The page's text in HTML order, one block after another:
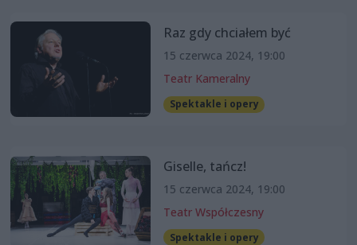
Raz gdy chciałem być
15 czerwca 2024, 19:00
Teatr Kameralny
Spektakle i opery
Giselle, tańcz!
15 czerwca 2024, 19:00
Teatr Współczesny
Spektakle i opery